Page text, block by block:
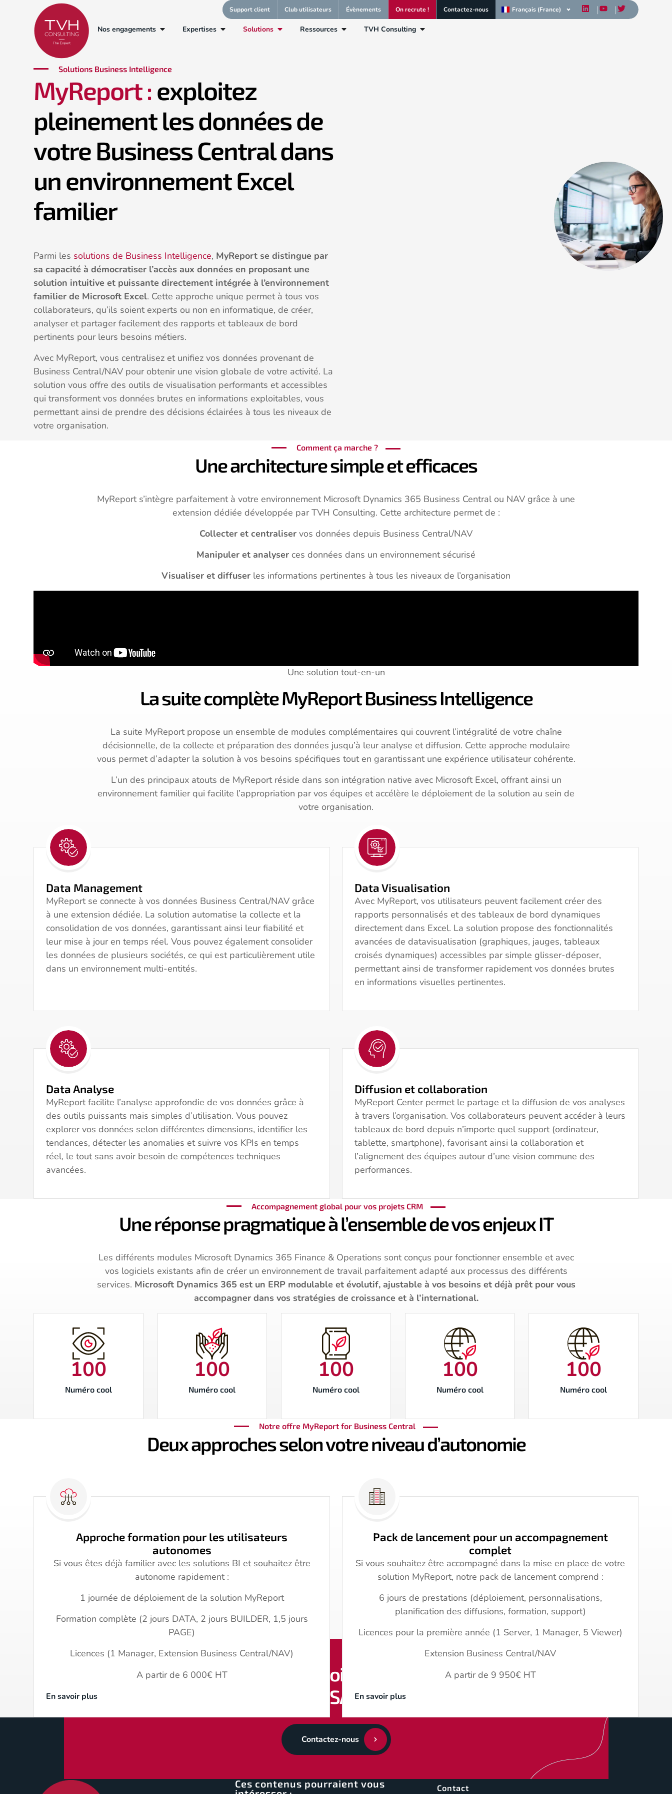
Support client Club utilisateurs Évènements On recrute ! Contactez-nous Français (France)
Nos engagements Expertises Solutions Ressources TVH Consulting
Solutions Business Intelligence
MyReport : exploitez
pleinement les données de
votre Business Central dans
un environnement Excel
familier
Parmi les solutions de Business Intelligence, MyReport se distingue par
sa capacité à démocratiser l’accès aux données en proposant une
solution intuitive et puissante directement intégrée à l’environnement
familier de Microsoft Excel. Cette approche unique permet à tous vos
collaborateurs, qu’ils soient experts ou non en informatique, de créer,
analyser et partager facilement des rapports et tableaux de bord
pertinents pour leurs besoins métiers.
Avec MyReport, vous centralisez et unifiez vos données provenant de
Business Central/NAV pour obtenir une vision globale de votre activité. La
solution vous offre des outils de visualisation performants et accessibles
qui transforment vos données brutes en informations exploitables, vous
permettant ainsi de prendre des décisions éclairées à tous les niveaux de
votre organisation.
Comment ça marche ?
Une architecture simple et efficaces
MyReport s’intègre parfaitement à votre environnement Microsoft Dynamics 365 Business Central ou NAV grâce à une
extension dédiée développée par TVH Consulting. Cette architecture permet de :
Collecter et centraliser vos données depuis Business Central/NAV
Manipuler et analyser ces données dans un environnement sécurisé
Visualiser et diffuser les informations pertinentes à tous les niveaux de l’organisation
Une solution tout-en-un
La suite complète MyReport Business Intelligence
La suite MyReport propose un ensemble de modules complémentaires qui couvrent l’intégralité de votre chaîne
décisionnelle, de la collecte et préparation des données jusqu’à leur analyse et diffusion. Cette approche modulaire
vous permet d’adapter la solution à vos besoins spécifiques tout en garantissant une expérience utilisateur cohérente.
L’un des principaux atouts de MyReport réside dans son intégration native avec Microsoft Excel, offrant ainsi un
environnement familier qui facilite l’appropriation par vos équipes et accélère le déploiement de la solution au sein de
votre organisation.
Data Management
MyReport se connecte à vos données Business Central/NAV grâce
à une extension dédiée. La solution automatise la collecte et la
consolidation de vos données, garantissant ainsi leur fiabilité et
leur mise à jour en temps réel. Vous pouvez également consolider
les données de plusieurs sociétés, ce qui est particulièrement utile
dans un environnement multi-entités.
Data Visualisation
Avec MyReport, vos utilisateurs peuvent facilement créer des
rapports personnalisés et des tableaux de bord dynamiques
directement dans Excel. La solution propose des fonctionnalités
avancées de datavisualisation (graphiques, jauges, tableaux
croisés dynamiques) accessibles par simple glisser-déposer,
permettant ainsi de transformer rapidement vos données brutes
en informations visuelles pertinentes.
Data Analyse
MyReport facilite l’analyse approfondie de vos données grâce à
des outils puissants mais simples d’utilisation. Vous pouvez
explorer vos données selon différentes dimensions, identifier les
tendances, détecter les anomalies et suivre vos KPIs en temps
réel, le tout sans avoir besoin de compétences techniques
avancées.
Diffusion et collaboration
MyReport Center permet le partage et la diffusion de vos analyses
à travers l’organisation. Vos collaborateurs peuvent accéder à leurs
tableaux de bord depuis n’importe quel support (ordinateur,
tablette, smartphone), favorisant ainsi la collaboration et
l’alignement des équipes autour d’une vision commune des
performances.
Accompagnement global pour vos projets CRM
Une réponse pragmatique à l’ensemble de vos enjeux IT
Les différents modules Microsoft Dynamics 365 Finance & Operations sont conçus pour fonctionner ensemble et avec
vos logiciels existants afin de créer un environnement de travail parfaitement adapté aux processus des différents
services. Microsoft Dynamics 365 est un ERP modulable et évolutif, ajustable à vos besoins et déjà prêt pour vous
accompagner dans vos stratégies de croissance et à l’international.
Numéro cool
100
Numéro cool
100
Numéro cool
100
Numéro cool
100
Numéro cool
100
Notre offre MyReport for Business Central
Deux approches selon votre niveau d’autonomie
Approche formation pour les utilisateurs
autonomes
Si vous êtes déjà familier avec les solutions BI et souhaitez être
autonome rapidement :
1 journée de déploiement de la solution MyReport
Formation complète (2 jours DATA, 2 jours BUILDER, 1,5 jours
PAGE)
Licences (1 Manager, Extension Business Central/NAV)
A partir de 6 000€ HT
En savoir plus
Pack de lancement pour un accompagnement
complet
Si vous souhaitez être accompagné dans la mise en place de votre
solution MyReport, notre pack de lancement comprend :
6 jours de prestations (déploiement, personnalisations,
planification des diffusions, formation, support)
Licences pour la première année (1 Server, 1 Manager, 5 Viewer)
Extension Business Central/NAV
A partir de 9 950€ HT
En savoir plus
Des questions ? Envie d’en savoir plus ? Contactez nos experts
BI SAP
Contactez-nous
Ces contenus pourraient vous Contact